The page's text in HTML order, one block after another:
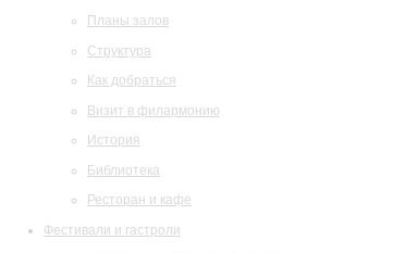
Планы залов
Структура
Как добраться
Визит в филармонию
История
Библиотека
Ресторан и кафе
Фестивали и гастроли